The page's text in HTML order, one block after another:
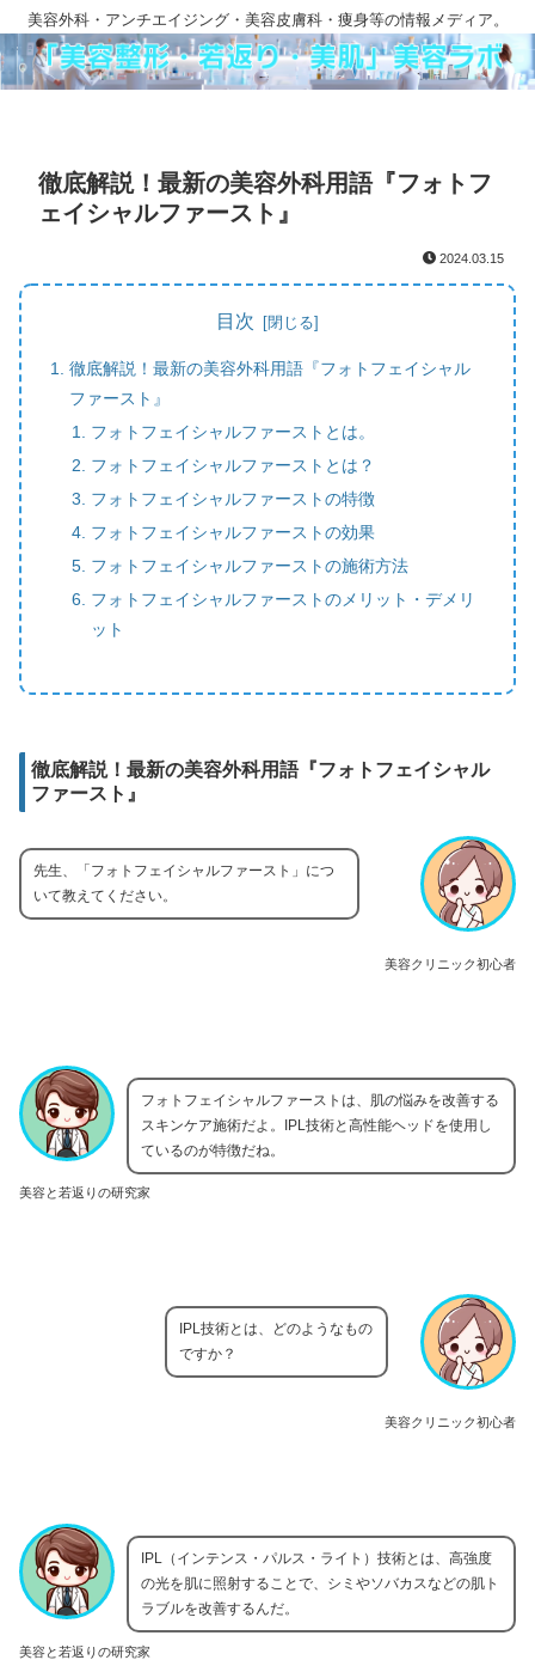
美容外科・アンチエイジング・美容皮膚科・痩身等の情報メディア。
徹底解説！最新の美容外科用語『フォトフ
ェイシャルファースト』
2024.03.15
目次
徹底解説！最新の美容外科用語『フォトフェイシャル
ファースト』
フォトフェイシャルファーストとは。
フォトフェイシャルファーストとは？
フォトフェイシャルファーストの特徴
フォトフェイシャルファーストの効果
フォトフェイシャルファーストの施術方法
フォトフェイシャルファーストのメリット・デメリ
ット
徹底解説！最新の美容外科用語『フォトフェイシャル
ファースト』
美容クリニック初心者
先生、「フォトフェイシャルファースト」につ
いて教えてください。
美容と若返りの研究家
フォトフェイシャルファーストは、肌の悩みを改善する
スキンケア施術だよ。IPL技術と高性能ヘッドを使用し
ているのが特徴だね。
美容クリニック初心者
IPL技術とは、どのようなもの
ですか？
美容と若返りの研究家
IPL（インテンス・パルス・ライト）技術とは、高強度
の光を肌に照射することで、シミやソバカスなどの肌ト
ラブルを改善するんだ。